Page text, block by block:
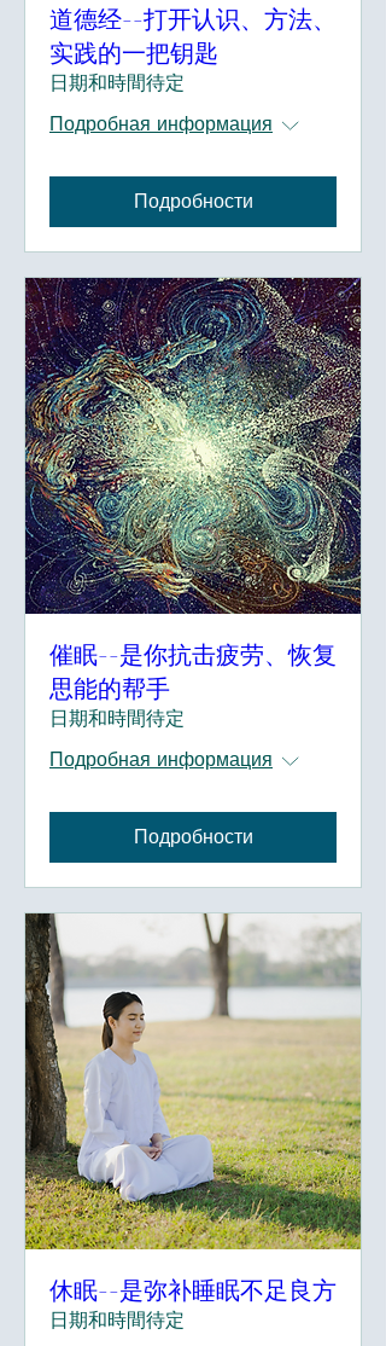
道德经--打开认识、方法、
实践的一把钥匙
日期和時間待定
Подробная информация
Подробности
催眠--是你抗击疲劳、恢复
思能的帮手
日期和時間待定
Подробная информация
Подробности
休眠--是弥补睡眠不足良方
日期和時間待定